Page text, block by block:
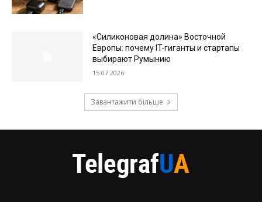
«Силиконовая долина» Восточной
Европы: почему IT-гиганты и стартапы
выбирают Румынию
15.07.2026
Завантажити більше